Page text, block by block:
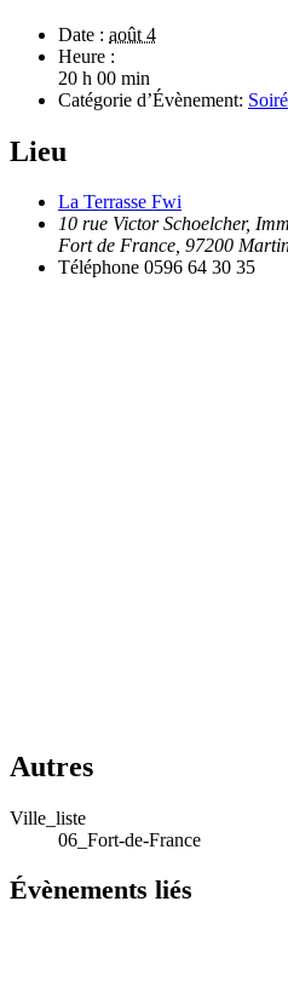
Date : août 4
Heure :
20 h 00 min
Catégorie d’Évènement:
Lieu
La Terrasse Fwi
10 rue Victor Schoelcher,
Fort de France, 97200
Téléphone 0596 64 30 35
Autres
Ville_liste
06_Fort-de-France
Évènements liés